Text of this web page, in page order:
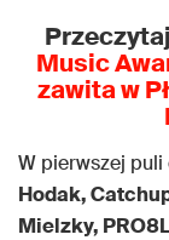
Music
zawita w
W pierwszej puli
Hodak,
Mielzky,